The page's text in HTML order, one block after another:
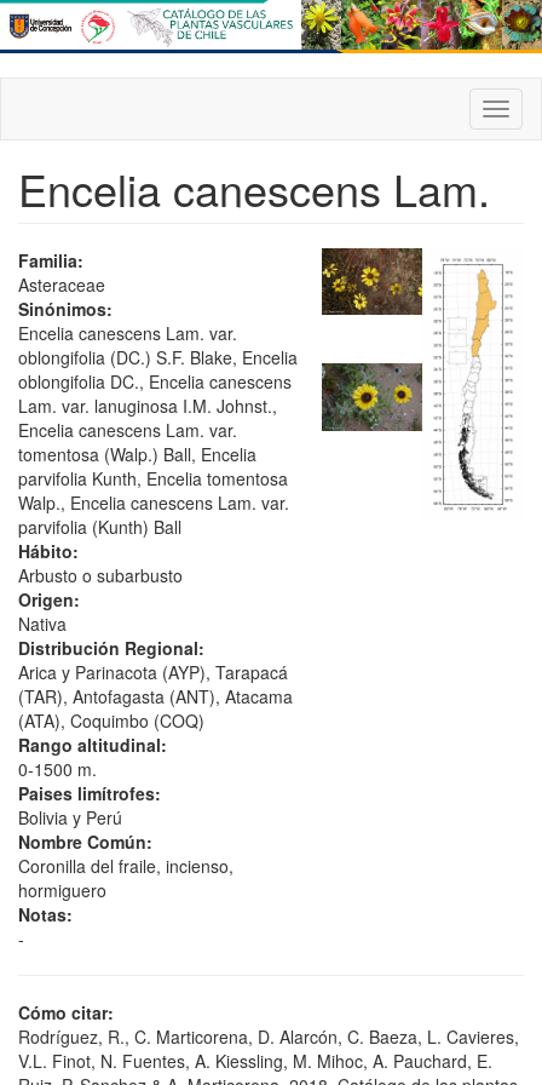
Pasar
al
contenido
principal
Encelia canescens Lam.
Familia:
Asteraceae
Sinónimos:
Encelia canescens Lam. var.
oblongifolia (DC.) S.F. Blake, Encelia
oblongifolia DC., Encelia canescens
Lam. var. lanuginosa I.M. Johnst.,
Encelia canescens Lam. var.
tomentosa (Walp.) Ball, Encelia
parvifolia Kunth, Encelia tomentosa
Walp., Encelia canescens Lam. var.
parvifolia (Kunth) Ball
Hábito:
Arbusto o subarbusto
Origen:
Nativa
Distribución Regional:
Arica y Parinacota (AYP), Tarapacá
(TAR), Antofagasta (ANT), Atacama
(ATA), Coquimbo (COQ)
Rango altitudinal:
0-1500 m.
Paises limítrofes:
Bolivia y Perú
Nombre Común:
Coronilla del fraile, incienso,
hormiguero
Notas:
-
Cómo citar:
Rodríguez, R., C. Marticorena, D. Alarcón, C. Baeza, L. Cavieres,
V.L. Finot, N. Fuentes, A. Kiessling, M. Mihoc, A. Pauchard, E.